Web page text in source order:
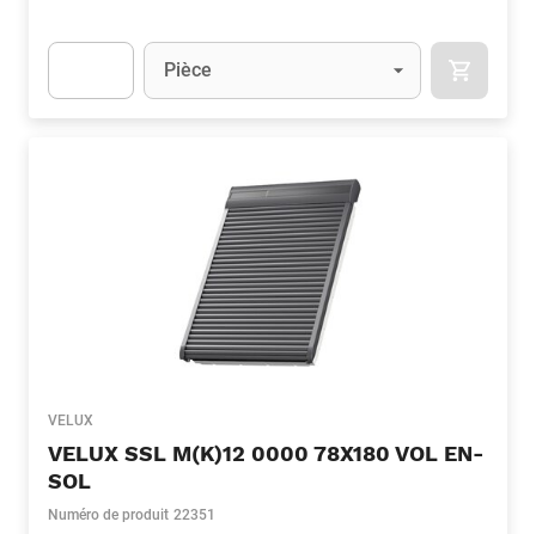
Unité
Pièce
VELUX
VELUX SSL M(K)12 0000 78X180 VOL EN-
SOL
Numéro de produit 22351